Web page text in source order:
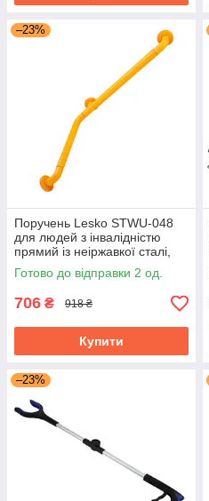
–23%
Поручень Lesko STWU-048
для людей з інвалідністю
прямий із неіржавкої сталі,
покриті ABS пластиком 135°
Готово до відправки 2 од.
706 ₴ 918 ₴
Купити
–23%